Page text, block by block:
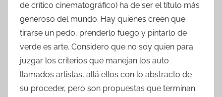
de crítico cinematográfico) ha de ser el título más
generoso del mundo. Hay quienes creen que
tirarse un pedo, prenderlo fuego y pintarlo de
verde es arte. Considero que no soy quien para
juzgar los criterios que manejan los auto
llamados artistas, allá ellos con lo abstracto de
su proceder, pero son propuestas que terminan